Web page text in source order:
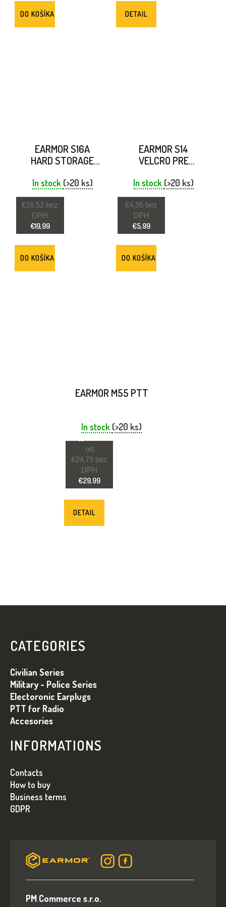
DO KOŠÍKA DETAIL
EARMOR S16A
HARD STORAGE
EARMUFFS
In stock (>20 ks)
€16,52 bez
DPH
€19,99
DO KOŠÍKA
EARMOR S14
VELCRO PRE
EARMOR M31 / M32
ČIERNA
In stock (>20 ks)
€4,95 bez
DPH
€5,99
DO KOŠÍKA
EARMOR M55 PTT
In stock (>20 ks)
od
€24,79 bez
DPH
od
€29,99
DETAIL
CATEGORIES
Civilian Series
Military - Police Series
Electoronic Earplugs
PTT for Radio
Accesories
INFORMATIONS
Contacts
How to buy
Business terms
GDPR
PM Commerce s.r.o.